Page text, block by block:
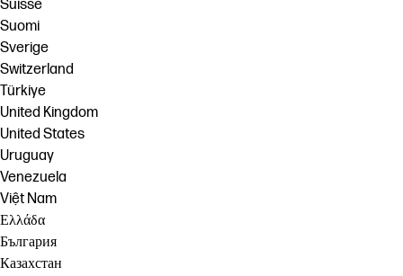
Suisse
Suomi
Sverige
Switzerland
Türkiye
United Kingdom
United States
Uruguay
Venezuela
Việt Nam
Ελλάδα
България
Казахстан